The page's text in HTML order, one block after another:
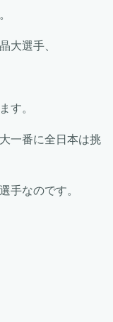
大選手、
す。
一番に全日本は挑
手なのです。